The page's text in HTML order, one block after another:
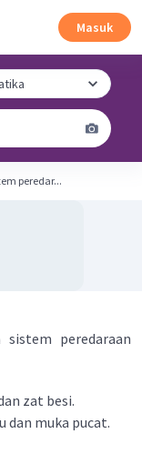
Masuk
peredar...
peredaraan
zat besi.
dan muka pucat.